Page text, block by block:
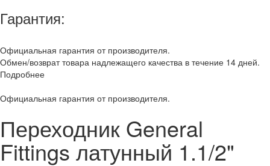
Гарантия:
Официальная гарантия от производителя.
Обмен/возврат товара надлежащего качества в течение 14 дней.
Подробнее
Официальная гарантия от производителя.
Переходник General
Fittings латунный 1.1/2"